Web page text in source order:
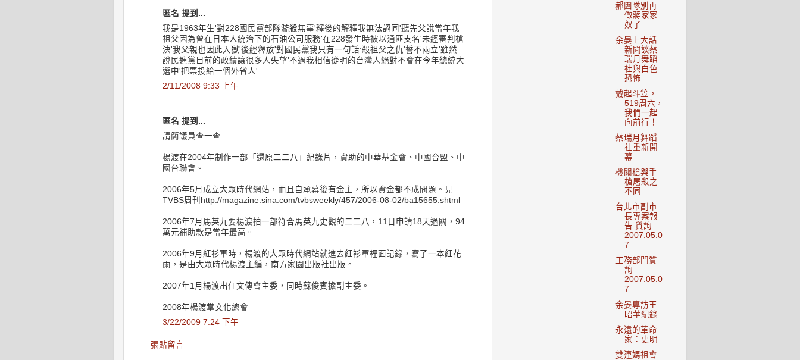
匿名 提到...
我是1963年生'對228國民黨部隊濫殺無辜'釋後的解釋我無法認同'聽先父說當年我
祖父因為曾在日本人統治下的石油公司服務'在228發生時被以通匪支名'未經審判槍
決'我父親也因此入獄'後經釋放'對國民黨我只有一句話:殺祖父之仇'誓不兩立'雖然
說民進黨目前的政績讓很多人失望'不過我相信從明的台灣人絕對不會在今年總統大
選中'把票投給一個外省人'
2/11/2008 9:33 上午
匿名 提到...
請簡議員查一查
楊渡在2004年制作一部「還原二二八」紀錄片，資助的中華基金會、中國台盟、中
國台聯會。
2006年5月成立大眾時代網站，而且自承幕後有金主，所以資金都不成問題。見
TVBS周刊http://magazine.sina.com/tvbsweekly/457/2006-08-02/ba15655.shtml
2006年7月馬英九要楊渡拍一部符合馬英九史觀的二二八，11日申請18天過關，94
萬元補助款是當年最高。
2006年9月紅衫軍時，楊渡的大眾時代網站就進去紅衫軍裡面記錄，寫了一本紅花
雨，是由大眾時代楊渡主編，南方家園出版社出版。
2007年1月楊渡出任文傳會主委，同時蘇俊賓擔副主委。
2008年楊渡掌文化總會
3/22/2009 7:24 下午
張貼留言
郝團隊別再
做蔣家家
奴了
余晏上大話
新聞談蔡
瑞月舞蹈
社與白色
恐怖
戴起斗笠，
519周六，
我們一起
向前行！
蔡瑞月舞蹈
社重新開
幕
機關槍與手
槍屠殺之
不同
台北市副市
長專案報
告 質詢
2007.05.0
7
工務部門質
詢
2007.05.0
7
余晏專訪王
昭華紀錄
永遠的革命
家：史明
雙連媽祖會